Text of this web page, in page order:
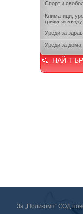
За „Поликомп“ ООД
Спорт и
Климатици,
грижа за
Уреди за
Уреди за дома
НАЙ-